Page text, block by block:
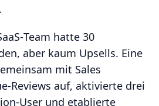
hatte 30
aber kaum Upsells. Eine
mit Sales
auf, aktivierte drei
und etablierte